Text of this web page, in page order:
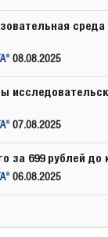
среда
08.08.2025
07.08.2025
за 699 рублей до
06.08.2025